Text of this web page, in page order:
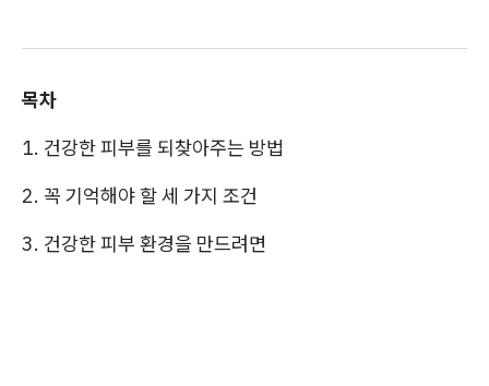
목차
1. 건강한 피부를 되찾아주는 방법
2. 꼭 기억해야 할 세 가지 조건
3. 건강한 피부 환경을 만드려면